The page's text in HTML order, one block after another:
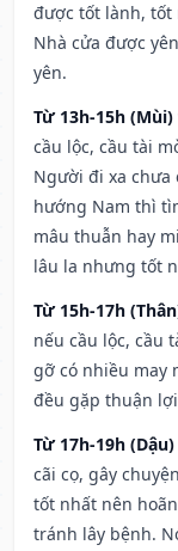
được tốt lành, tốt
Nhà cửa được
yên.
Từ 13h-15h
cầu lộc, cầu tài
Người đi xa chưa
hướng Nam thì
mâu thuẫn hay
lâu la nhưng tốt
Từ 15h-17h
nếu cầu lộc, cầu
gỡ có nhiều may
đều gặp thuận
Từ 17h-19h
cãi cọ, gây
tốt nhất nên
tránh lây bệnh.